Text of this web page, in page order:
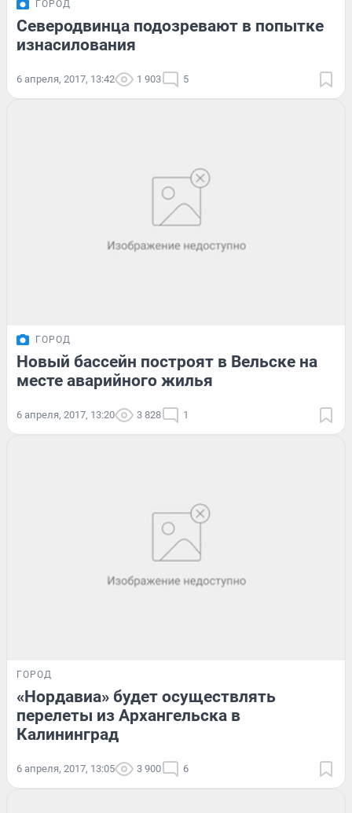
ГОРОД
Северодвинца подозревают в попытке
изнасилования
6 апреля, 2017, 13:42 1 903 5
ГОРОД
Новый бассейн построят в Вельске на
месте аварийного жилья
6 апреля, 2017, 13:20 3 828 1
ГОРОД
«Нордавиа» будет осуществлять
перелеты из Архангельска в
Калининград
6 апреля, 2017, 13:05 3 900 6